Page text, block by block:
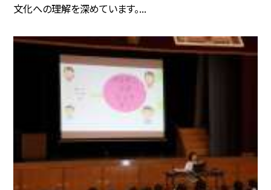
文化への理解を深めています。...